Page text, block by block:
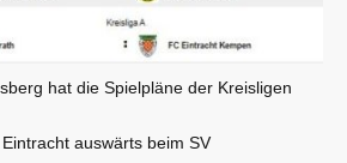
hat die Spielpläne der Kreisligen
auswärts beim SV